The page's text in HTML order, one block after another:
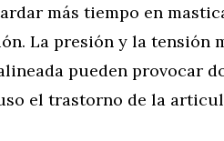
más tiempo en
La presión y la tensión
pueden provocar
el trastorno de la